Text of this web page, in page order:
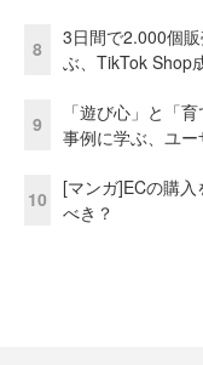
8
3日間で2.000個
ぶ、TikTok Shop
9
「遊び心」と「
事例に学ぶ、ユ
10
[マンガ]ECの購
べき？